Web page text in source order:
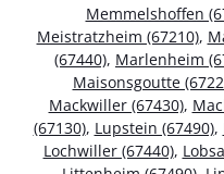
Memmelshoffen
Meistratzheim (67210),
(67440), Marlenheim
Maisonsgoutte
Mackwiller (67430),
(67130), Lupstein (67490),
Lochwiller (67440),